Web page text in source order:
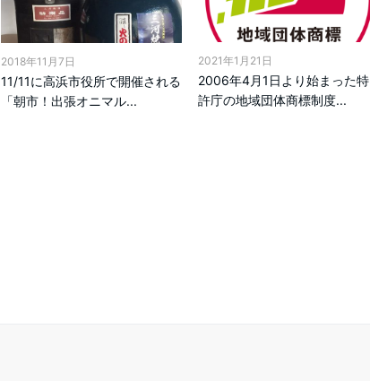
2018年11月7日
11/11に高浜市役所で開催される
「朝市！出張オニマル...
2021年1月21日
2006年4月1日より始まった特
許庁の地域団体商標制度...